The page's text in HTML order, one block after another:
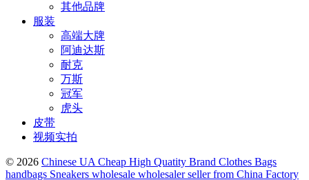
其他品牌
服装
高端大牌
阿迪达斯
耐克
万斯
冠军
虎头
皮带
视频实拍
© 2026 Chinese UA Cheap High Quatity Brand Clothes Bags
handbags Sneakers wholesale wholesaler seller from China Factory